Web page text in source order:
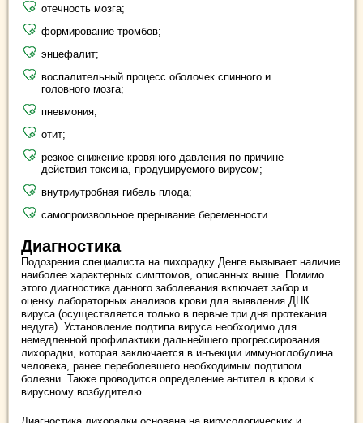
отечность мозга;
формирование тромбов;
энцефалит;
воспалительный процесс оболочек спинного и
головного мозга;
пневмония;
отит;
резкое снижение кровяного давления по причине
действия токсина, продуцируемого вирусом;
внутриутробная гибель плода;
самопроизвольное прерывание беременности.
Диагностика
Подозрения специалиста на лихорадку Денге вызывает наличие
наиболее характерных симптомов, описанных выше. Помимо
этого диагностика данного заболевания включает забор и
оценку лабораторных анализов крови для выявления ДНК
вируса (осуществляется только в первые три дня протекания
недуга). Установление подтипа вируса необходимо для
немедленной профилактики дальнейшего прогрессирования
лихорадки, которая заключается в инъекции иммуноглобулина
человека, ранее переболевшего необходимым подтипом
болезни. Также проводится определение антител в крови к
вирусному возбудителю.
Диагностика лихорадки основана на вирусологических и